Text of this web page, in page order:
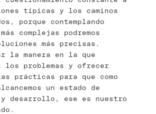
típicas y los caminos
porque contemplando
complejas podremos
más precisas.
la manera en la que
los problemas y ofrecer
prácticas para que como
un estado de
desarrollo, ese es nuestro